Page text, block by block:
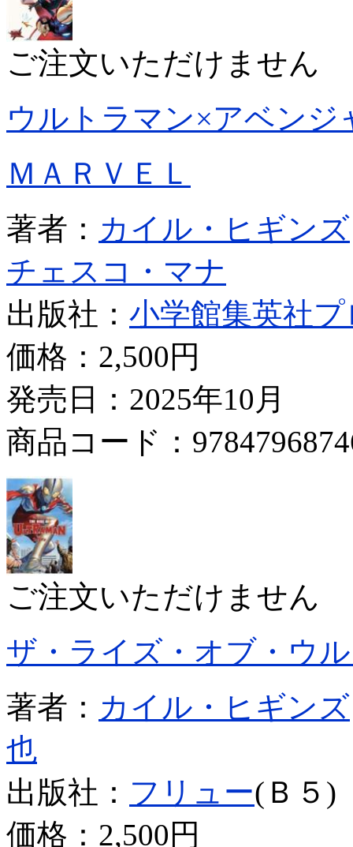
ご注文いただけません
ウルトラマン×アベンジ
ＭＡＲＶＥＬ
著者： カイル・ヒギンズ
チェスコ・マナ
出版社： 小学館集英社
価格： 2,500円
発売日：2025年10月
商品コード：
ご注文いただけません
ザ・ライズ・オブ・ウ
著者： カイル・ヒギンズ
也
出版社： フリュー(Ｂ５)
価格： 2,500円